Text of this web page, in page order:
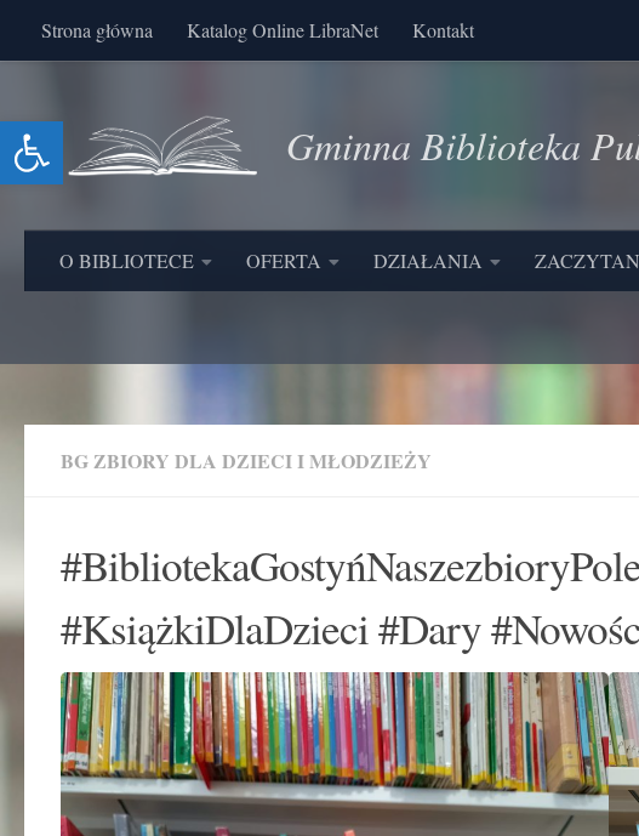
Otwórz pasek narzędzi
Skip to content
Strona główna Katalog Online LibraNet Kontakt
Gminna Biblioteka
O BIBLIOTECE OFERTA DZIAŁANIA
BG ZBIORY DLA DZIECI I MŁODZIEŻY
#KsiążkiDlaDzieci #Dary